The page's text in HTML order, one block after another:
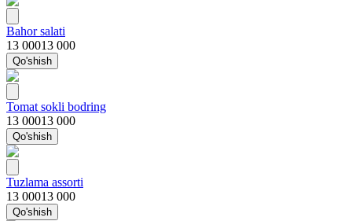
Bahor salati
13 00013 000
Qo'shish
Tomat sokli bodring
13 00013 000
Qo'shish
Tuzlama assorti
13 00013 000
Qo'shish